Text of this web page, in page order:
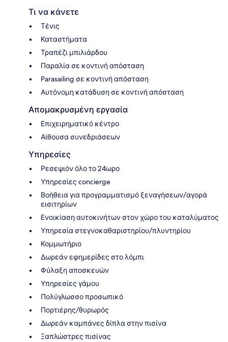
Τι να κάνετε
Τένις
Καταστήματα
Τραπέζι μπιλιάρδου
Παραλία σε κοντινή απόσταση
Parasailing σε κοντινή απόσταση
Αυτόνομη κατάδυση σε κοντινή απόσταση
Απομακρυσμένη εργασία
Επιχειρηματικό κέντρο
Αίθουσα συνεδριάσεων
Υπηρεσίες
Ρεσεψιόν όλο το 24ωρο
Υπηρεσίες concierge
Βοήθεια για προγραμματισμό ξεναγήσεων/αγορά
εισιτηρίων
Ενοικίαση αυτοκινήτων στον χώρο του καταλύματος
Υπηρεσία στεγνοκαθαριστηρίου/πλυντηρίου
Κομμωτήριο
Δωρεάν εφημερίδες στο λόμπι
Φύλαξη αποσκευών
Υπηρεσίες γάμου
Πολύγλωσσο προσωπικό
Πορτιέρης/θυρωρός
Δωρεάν καμπάνες δίπλα στην πισίνα
Ξαπλώστρες πισίνας